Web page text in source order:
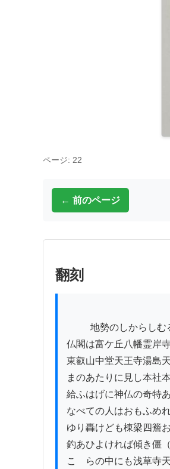
ページ: 22
← 前のページ
翻刻
仏閣は富ケ丘八幡霊岸
東叡山中堂天王寺湯島
まのあたりに見し本社
給ふはげに神仏の奇特
なべての人はおもふめ
ゆり轟けども棟梁四簷
釣あひよければ傾き僵
こゝらの中にも浅草寺